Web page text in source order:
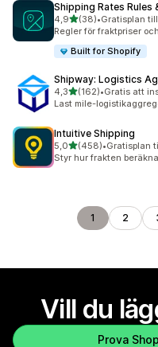
Shipping Rates Rules
4,9av 5 stjärnor
(38)
38 recensioner totalt
•Gratisplan
Regler för fraktpriser
Built for Shopify
Shipway: Logistics
4,3av 5 stjärnor
(162)
162 recensioner totalt
•Gratis att
Last mile-
Intuitive Shipping
5,0av 5 stjärnor
(458)
458 recensioner totalt
•Gratisplan
Styr hur frakten
1 2
Vill du
Prova